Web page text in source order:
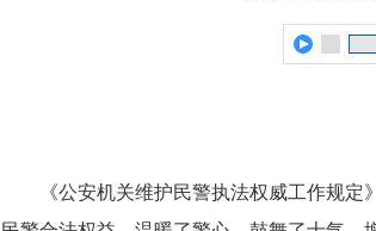
《公安机关维护民警执法权威工作规